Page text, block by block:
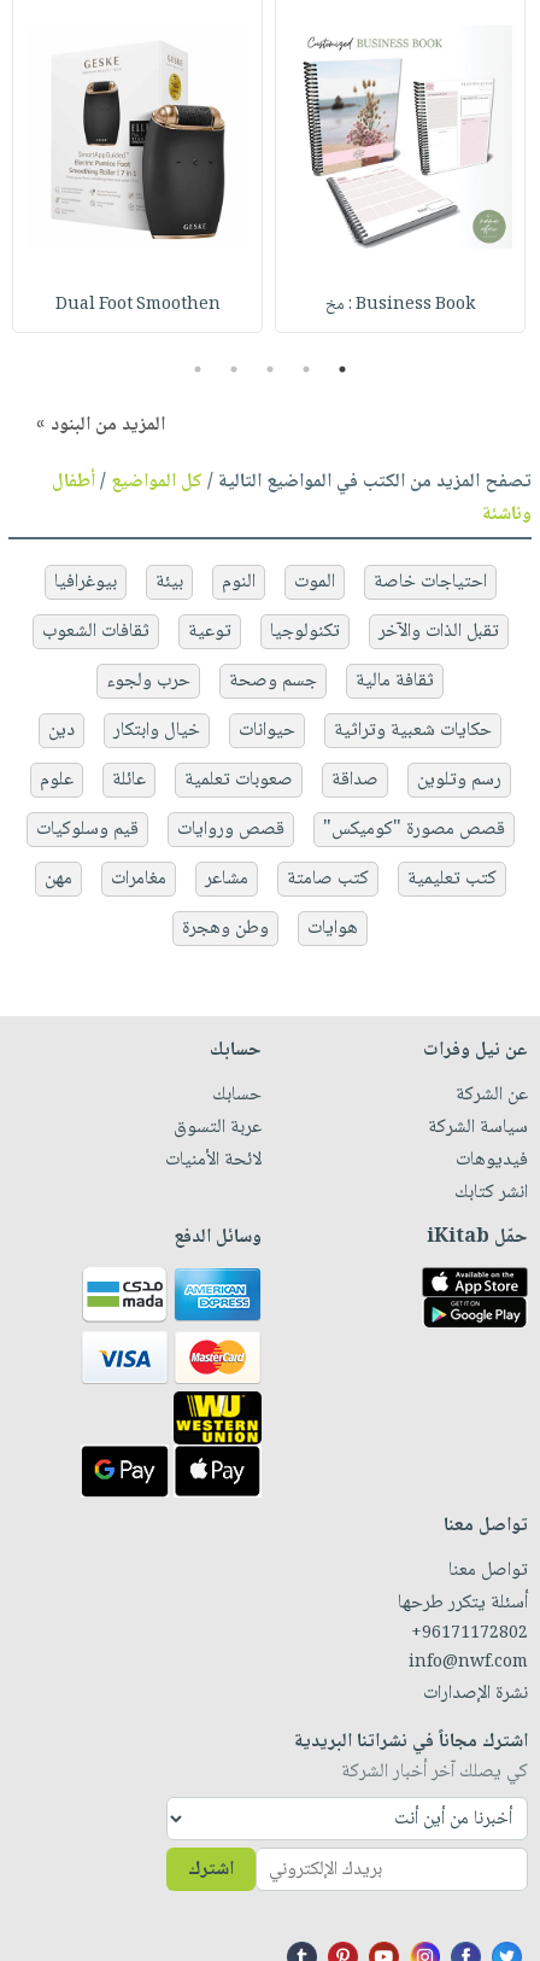
Business Book : مخ Dual Foot Smoothen
1
2
3
4
5
المزيد من البنود »
تصفح المزيد من الكتب في المواضيع التالية /كل المواضيع/أطفال
وناشئة
احتياجات خاصة الموت النوم بيئة
بيوغرافيا
تقبل الذات والآخر
تكنولوجيا توعية
ثقافات الشعوب
ثقافة مالية
جسم وصحة
حرب ولجوء
حكايات شعبية وتراثية
حيوانات خيال وابتكار
دين
رسم وتلوين
صداقة صعوبات تعلمية عائلة
علوم
قصص مصورة "كوميكس"
قصص وروايات
قيم وسلوكيات
كتب تعليمية
كتب صامتة مشاعر مغامرات
مهن
هوايات
وطن وهجرة
عن نيل وفرات
عن الشركة
سياسة الشركة
فيديوهات
انشر كتابك
حسابك
حسابك
عربة التسوق
لائحة الأمنيات
حمّل iKitab وسائل الدفع
تواصل معنا
تواصل معنا
أسئلة يتكرر طرحها
+96171172802
info@nwf.com
نشرة الإصدارات
اشترك مجاناً في نشراتنا البريدية
كي يصلك آخر أخبار الشركة
اشترك